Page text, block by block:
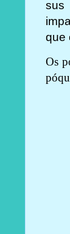
sus
que
Os